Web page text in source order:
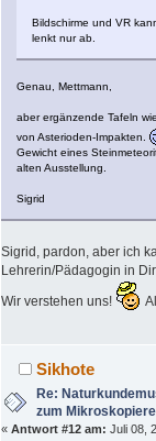
Bildschirme und VR
lenkt nur ab.
Genau, Mettmann,
aber ergänzende Tafeln
von Asterioden-Impakten.
Gewicht eines
alten Ausstellung.
Sigrid
Sigrid, pardon, aber ich
Lehrerin/Pädagogin in
Wir verstehen uns!
Sikhote
Re:
zum
« Antwort #12 am: Juli 08,